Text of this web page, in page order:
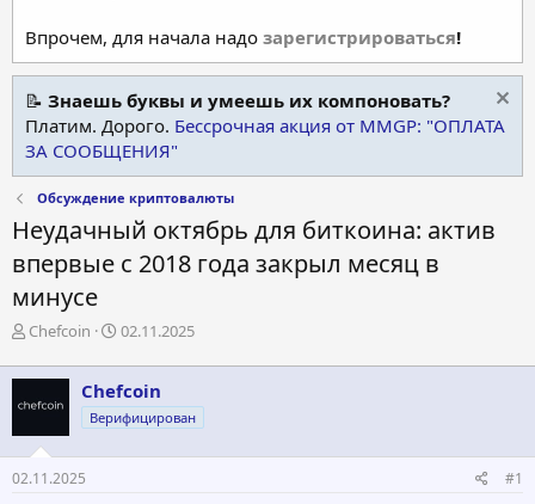
Впрочем, для начала надо зарегистрироваться!
📝 Знаешь буквы и умеешь их компоновать?
Платим. Дорого. Бессрочная акция от MMGP: "ОПЛАТА
ЗА СООБЩЕНИЯ"
Обсуждение криптовалюты
Неудачный октябрь для биткоина: актив
впервые с 2018 года закрыл месяц в
минусе
А
т
р
т
е
м
Chefcoin
Д
т
а
н
ч
02.11.2025
Chefcoin
Верифицирован
02.11.2025 #1